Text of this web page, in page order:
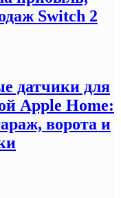
Switch 2
датчики для
Apple Home:
ворота и